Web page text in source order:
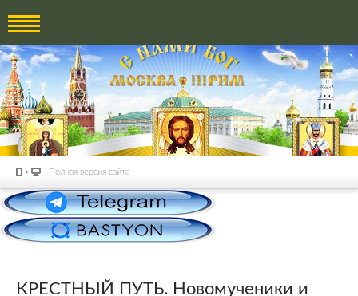
Полная версия сайта
КРЕСТНЫЙ ПУТЬ. Новомученики и